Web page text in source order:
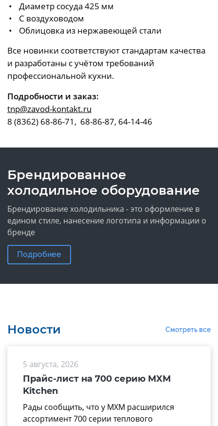
Диаметр сосуда 425 мм
С воздуховодом
Облицовка из нержавеющей стали
Все новинки соответствуют стандартам качества
и разработаны с учётом требований
профессиональной кухни.
Подробности и заказ:
tnp@zavod-kontakt.ru
8 (8362) 68-86-71, 68-86-87, 64-14-46
Брендированное
холодильное оборудование
Брендирование холодильника - это оформление в
едином стиле, нанесение логотипа и информации о
бренде
Подробнее
Новости Смотреть все
5 августа, 2026
Прайс-лист на 700 серию MXM
Kitchen
Рады сообщить, что у МХМ расширился
ассортимент 700 серии теплового